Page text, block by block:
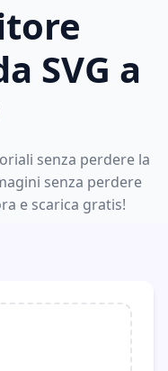
SVG a
senza perdere la
senza perdere
e scarica gratis!